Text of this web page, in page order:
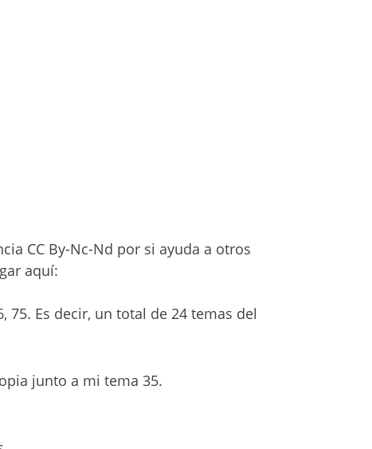
CC By-Nc-Nd por si ayuda a otros
aquí:
75. Es decir, un total de 24 temas del
junto a mi tema 35.